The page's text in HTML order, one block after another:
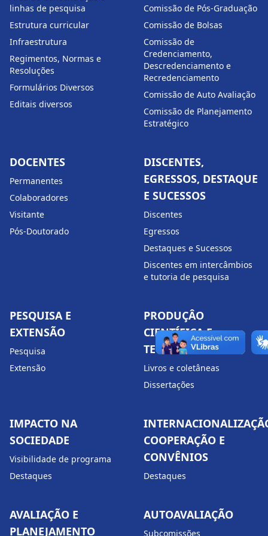
linhas de pesquisa
Estrutura curricular
Infraestrutura
Regimentos, Normas e
Resoluções
Formulários Diversos
Editais diversos
Comissão de Pós-Graduação
Comissão de Bolsas
Comissão de
Credenciamento,
Descredenciamento e
Recredenciamento
Comissão de Auto Avaliação
Comissão de Planejamento
Estratégico
DOCENTES
Permanentes
Colaboradores
Visitante
Pós-Doutorado
DISCENTES,
EGRESSOS, DESTAQUE
E SUCESSOS
Discentes
Egressos
Destaques e Sucessos
Discentes em intercâmbios
e tutoria de pesquisa
PESQUISA E
EXTENSÃO
Pesquisa
Extensão
PRODUÇÂO
CIENTÍFICA E
TECNOLÓGICA
Livros e coletâneas
Dissertações
IMPACTO NA
SOCIEDADE
Visibilidade de programa
Destaques
COOPERAÇÃO E
CONVÊNIOS
Destaques
AVALIAÇÃO E
PLANEJAMENTO
AUTOAVALIAÇÃO
Subcomissões